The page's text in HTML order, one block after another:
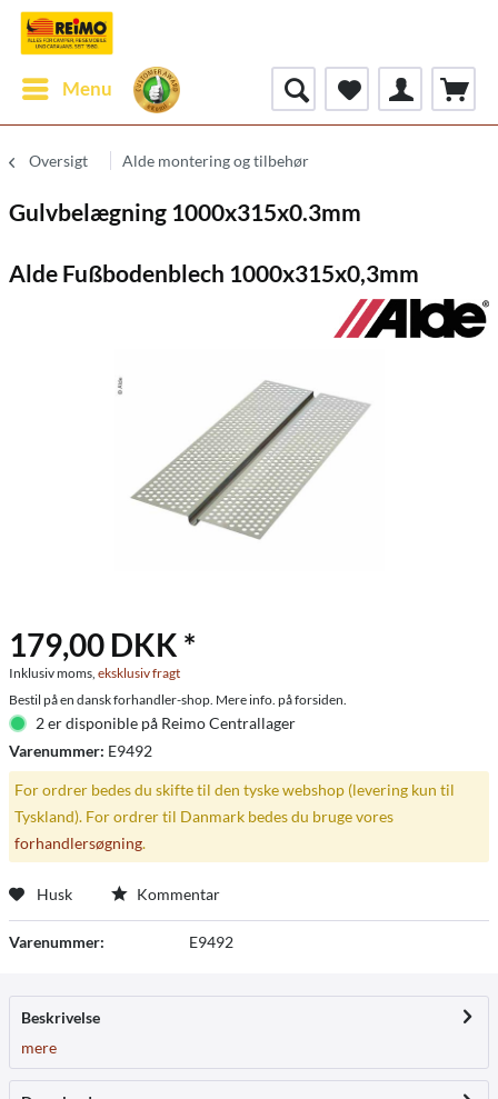
Menu
Oversigt Alde montering og tilbehør
Gulvbelægning 1000x315x0.3mm
Alde Fußbodenblech 1000x315x0,3mm
179,00 DKK *
Inklusiv moms, eksklusiv fragt
Bestil på en dansk forhandler-shop. Mere info. på forsiden.
2 er disponible på Reimo Centrallager
Varenummer: E9492
For ordrer bedes du skifte til den tyske webshop (levering kun til
Tyskland). For ordrer til Danmark bedes du bruge vores
forhandlersøgning.
Husk Kommentar
Varenummer: E9492
Beskrivelse
mere